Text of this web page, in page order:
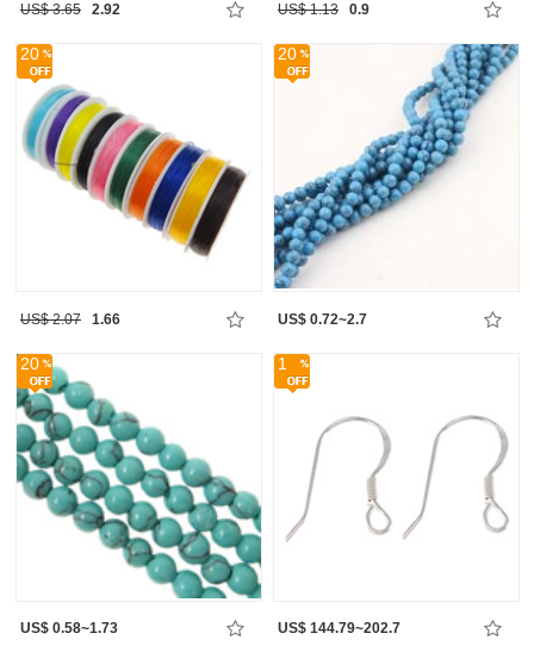
US$ 3.65 2.92 US$ 1.13 0.9
20
US$ 2.07 1.66
20
US$ 0.72~2.7
20
US$ 0.58~1.73
1
US$ 144.79~202.7